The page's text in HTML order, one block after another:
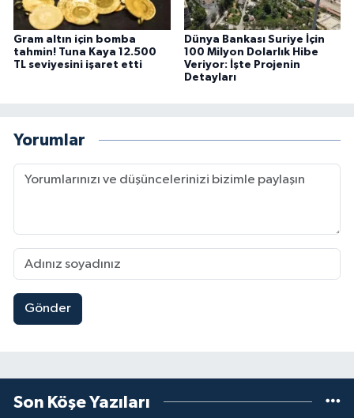
Gram altın için bomba
tahmin! Tuna Kaya 12.500
TL seviyesini işaret etti
Dünya Bankası Suriye İçin
100 Milyon Dolarlık Hibe
Veriyor: İşte Projenin
Detayları
Yorumlar
Gönder
Son Köşe Yazıları